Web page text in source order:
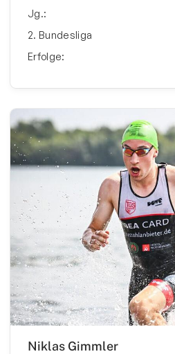
Jg.:
2. Bundesliga
Erfolge:
Niklas Gimmler